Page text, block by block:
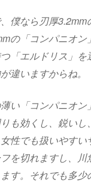
僕なら刃厚3.2mm
の「コンパニオン
「エルドリス」を
違いますからね。
い「コンパニオン
も効くし、鋭いし
性でも扱いやすい
を切れますし、川
す。それでも多少